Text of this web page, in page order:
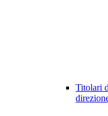
Titolari